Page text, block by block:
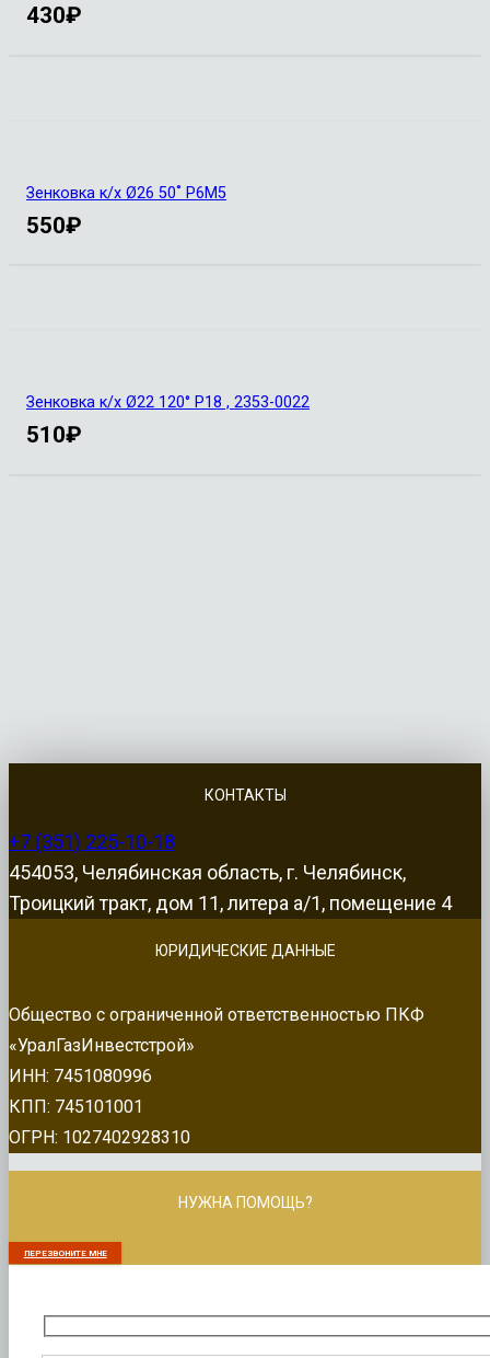
430₽
Зенковка к/х Ø26 50˚ Р6М5
550₽
Зенковка к/х Ø22 120° Р18 , 2353-0022
510₽
КОНТАКТЫ
+7 (351) 225-10-18
454053, Челябинская область, г. Челябинск,
Троицкий тракт, дом 11, литера а/1, помещение 4
ЮРИДИЧЕСКИЕ ДАННЫЕ
Общество с ограниченной ответственностью ПКФ
«УралГазИнвестстрой»
ИНН: 7451080996
КПП: 745101001
ОГРН: 1027402928310
НУЖНА ПОМОЩЬ?
ПЕРЕЗВОНИТЕ МНЕ